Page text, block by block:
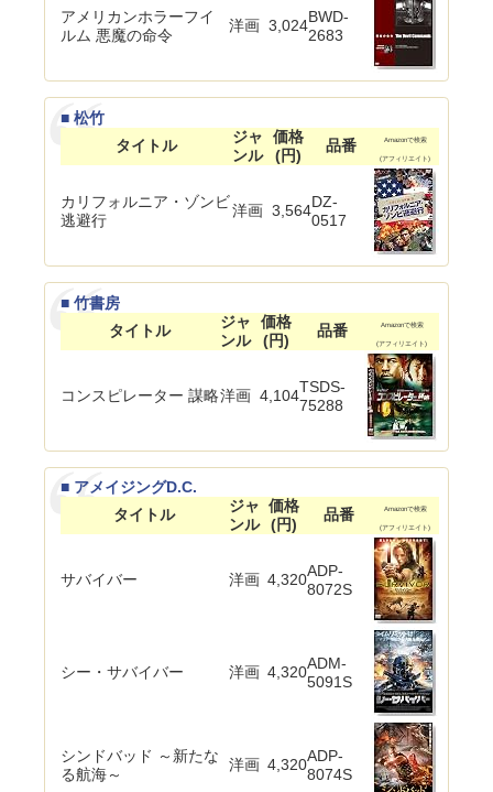
アメリカンホラーフイ
ルム 悪魔の命令
洋画 3,024BWD-
2683
■ 松竹
タイトル
ジャ
ンル
価格
(円)
品番 Amazonで検索
(アフィリエイト)
カリフォルニア・ゾンビ
逃避行
洋画 3,564DZ-
0517
■ 竹書房
タイトル
ジャ
ンル
価格
(円)
品番 Amazonで検索
(アフィリエイト)
コンスピレーター 謀略洋画 4,104TSDS-
75288
■ アメイジングD.C.
タイトル
ジャ
ンル
価格
(円)
品番 Amazonで検索
(アフィリエイト)
サバイバー 洋画 4,320ADP-
8072S
シー・サバイバー 洋画 4,320ADM-
5091S
シンドバッド ～新たな
る航海～
洋画 4,320ADP-
8074S